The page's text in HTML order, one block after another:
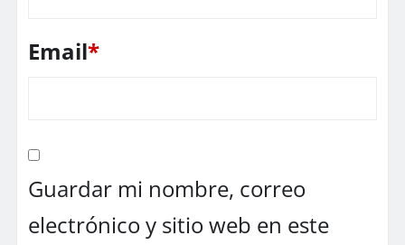
Email*
Guardar mi nombre, correo
electrónico y sitio web en este